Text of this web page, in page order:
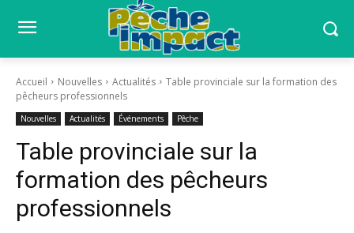
Accueil Nouvelles Actualités
Table provinciale sur la formation des
pêcheurs professionnels
Nouvelles Actualités Événements Pêche
Table provinciale sur la
formation des pêcheurs
professionnels